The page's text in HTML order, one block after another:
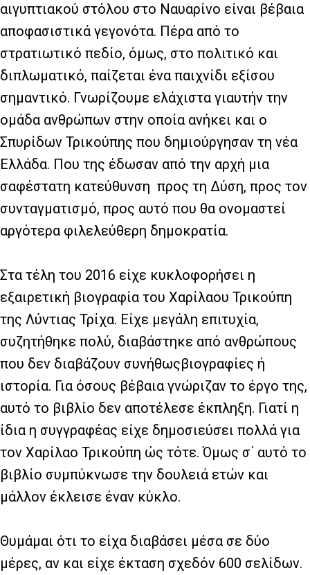
αιγυπτιακού στόλου στο Ναυαρίνο είναι βέβαια
αποφασιστικά γεγονότα. Πέρα από το
στρατιωτικό πεδίο, όμως, στο πολιτικό και
διπλωματικό, παίζεται ένα παιχνίδι εξίσου
σημαντικό. Γνωρίζουμε ελάχιστα γιαυτήν την
ομάδα ανθρώπων στην οποία ανήκει και ο
Σπυρίδων Τρικούπης που δημιούργησαν τη νέα
Ελλάδα. Που της έδωσαν από την αρχή μια
σαφέστατη κατεύθυνση προς τη Δύση, προς τον
συνταγματισμό, προς αυτό που θα ονομαστεί
αργότερα φιλελεύθερη δημοκρατία.
Στα τέλη του 2016 είχε κυκλοφορήσει η
εξαιρετική βιογραφία του Χαρίλαου Τρικούπη
της Λύντιας Τρίχα. Είχε μεγάλη επιτυχία,
συζητήθηκε πολύ, διαβάστηκε από ανθρώπους
που δεν διαβάζουν συνήθωςβιογραφίες ή
ιστορία. Για όσους βέβαια γνώριζαν το έργο της,
αυτό το βιβλίο δεν αποτέλεσε έκπληξη. Γιατί η
ίδια η συγγραφέας είχε δημοσιεύσει πολλά για
τον Χαρίλαο Τρικούπη ώς τότε. Όμως σ΄ αυτό το
βιβλίο συμπύκνωσε την δουλειά ετών και
μάλλον έκλεισε έναν κύκλο.
Θυμάμαι ότι το είχα διαβάσει μέσα σε δύο
μέρες, αν και είχε έκταση σχεδόν 600 σελίδων.